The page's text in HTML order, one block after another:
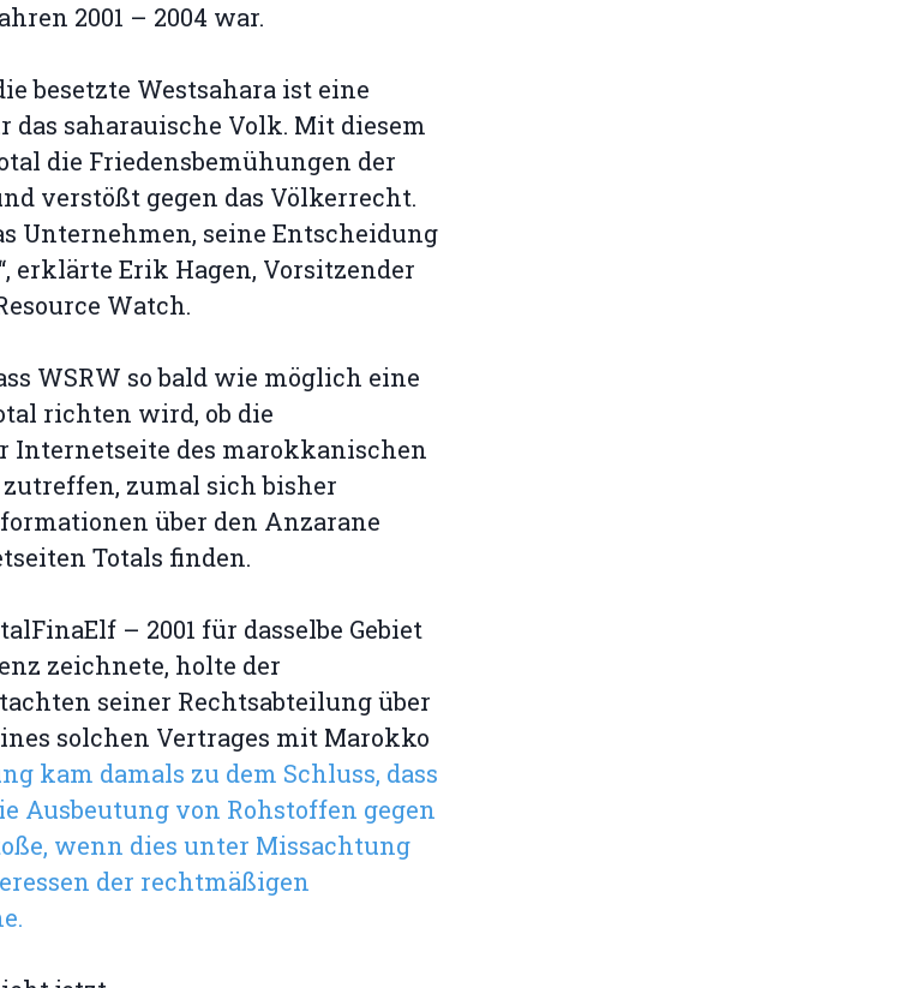
2001 – 2004 war.
besetzte Westsahara ist eine
saharauische Volk. Mit diesem
die Friedensbemühungen der
verstößt gegen das Völkerrecht.
Unternehmen, seine Entscheidung
erklärte Erik Hagen, Vorsitzender
Watch.
WSRW so bald wie möglich eine
richten wird, ob die
Internetseite des marokkanischen
zumal sich bisher
über den Anzarane
Totals finden.
– 2001 für dasselbe Gebiet
zeichnete, holte der
seiner Rechtsabteilung über
solchen Vertrages mit Marokko
kam damals zu dem Schluss, dass
Ausbeutung von Rohstoffen gegen
wenn dies unter Missachtung
der rechtmäßigen